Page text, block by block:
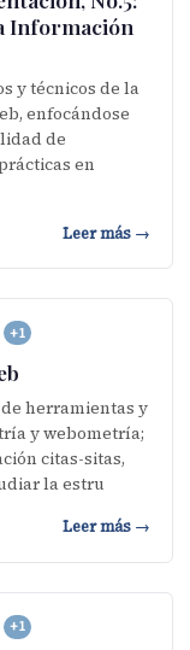
Información
y técnicos de la
enfocándose
de
en
Leer más →
+1
herramientas y
y webometría;
citas-sitas,
la estru
Leer más →
+1